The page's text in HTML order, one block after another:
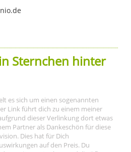
Sternchen hinter
es sich um einen sogenannten
Link führt dich zu einem meiner
dieser Verlinkung dort etwas
Partner als Dankeschön für diese
Dies hat für Dich
auf den Preis. Du